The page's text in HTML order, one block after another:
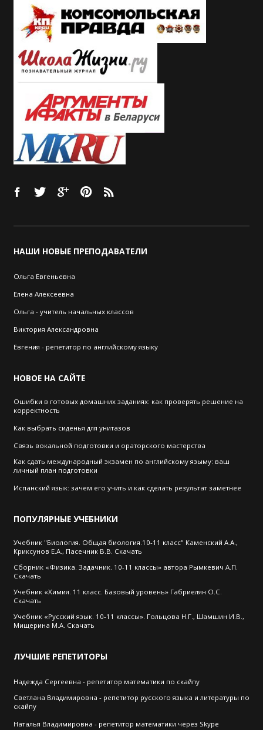
НАШИ НОВЫЕ ПРЕПОДАВАТЕЛИ
Ольга Евгеньевна
Елена Алексеевна
Ольга - учитель начальных классов
Виктория Александровна
Евгения - репетитор по английскому языку
НОВОЕ НА САЙТЕ
Ошибки в готовых домашних заданиях: как проверять решение на
корректность
Как выбрать cиденья для унитазов
Связь вокальной подготовки и ораторского мастерства
Как сдать международный экзамен по английскому языму: ваш
личный план подготовки
Испанский язык: зачем его учить и как сделать результат заметнее
ПОПУЛЯРНЫЕ УЧЕБНИКИ
Учебник "Биология. Общая биология.10-11 класс" Каменский А.А.,
Криксунов Е.А., Пасечник В.В. Скачать
Сборник «Физика. Задачник. 10-11 классы» автора Рымкевич А.П.
Скачать
Учебник «Химия. 11 класс. Базовый уровень» Габриелян О.С.
Скачать
Учебник «Русский язык. 10-11 классы». Гольцова Н.Г., Шамшин И.В.,
Мищерина М.А. Скачать
ЛУЧШИЕ РЕПЕТИТОРЫ
Надежда Сергеевна - репетитор математики по скайпу
Cветлана Владимировна - репетитор русского языка и литературы по
скайпу
Наталья Владимировна - репетитор математики через Skype